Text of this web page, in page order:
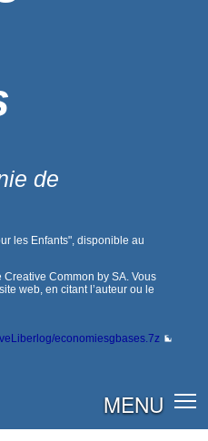
de
les Enfants", disponible au
Common by SA. Vous
web, en citant l’auteur ou le
economiesgbases.7z
MENU